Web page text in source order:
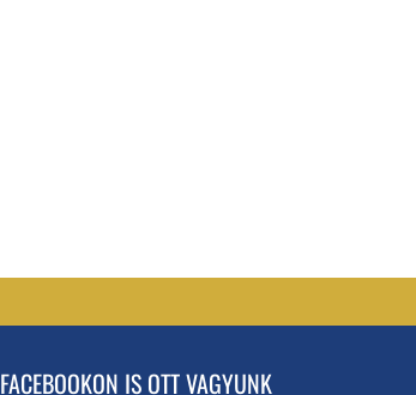
FACEBOOKON IS OTT VAGYUNK